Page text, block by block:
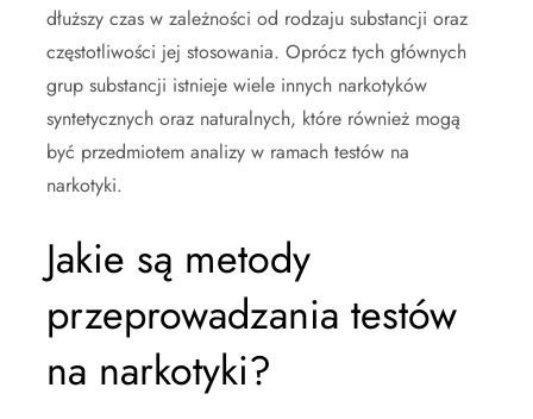
dłuższy czas w zależności od rodzaju substancji oraz
częstotliwości jej stosowania. Oprócz tych głównych
grup substancji istnieje wiele innych narkotyków
syntetycznych oraz naturalnych, które również mogą
być przedmiotem analizy w ramach testów na
narkotyki.
Jakie są metody
przeprowadzania testów
na narkotyki?